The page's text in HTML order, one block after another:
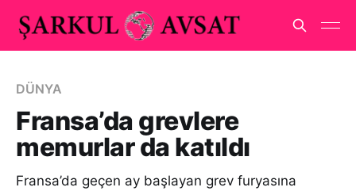
DÜNYA
Fransa’da grevlere
memurlar da katıldı
Fransa’da geçen ay başlayan grev furyasına